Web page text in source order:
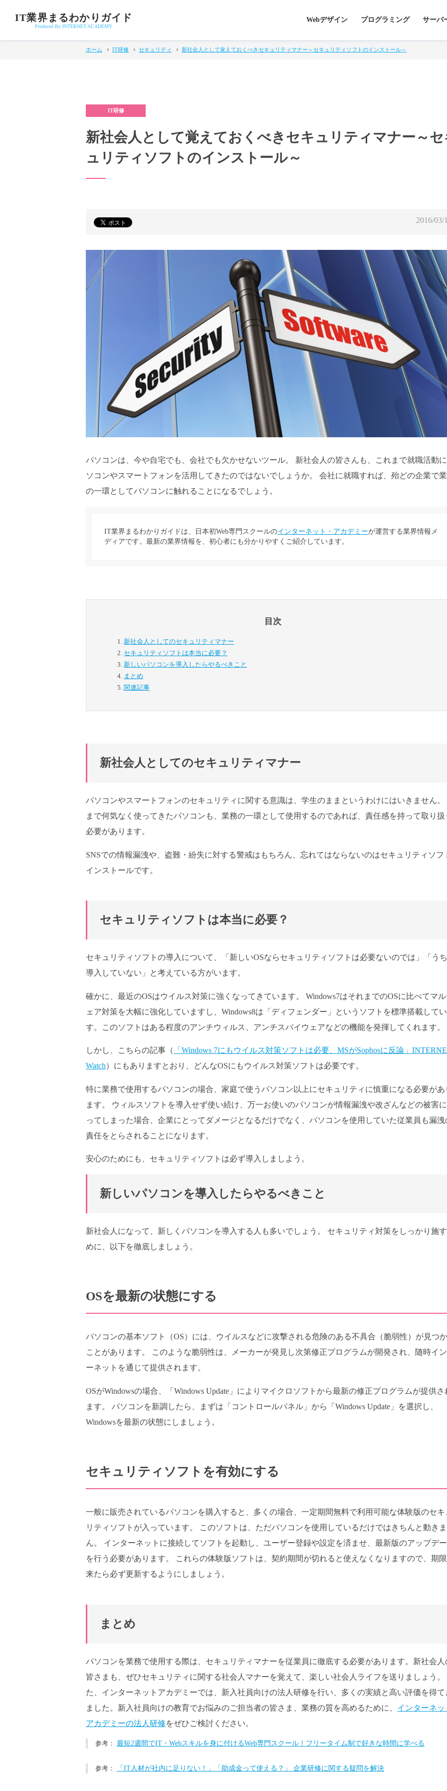
IT業界まるわかりガイド
Produced By INTERNET ACADEMY
Webデザイン プログラミング サーバ
ホーム IT研修 セキュリティ 新社会人として覚えておくべきセキュリティマナー～セキュリティソフトのインストール～
新社会人として覚えておくべきセキュリティマナー～セ
ュリティソフトのインストール～
2016/03/
パソコンは、今や自宅でも、会社でも欠かせないツール。 新社会人の皆さんも、これまで就職活動
ソコンやスマートフォンを活用してきたのではないでしょうか。 会社に就職すれば、殆どの企業で
の一環としてパソコンに触れることになるでしょう。
IT業界まるわかりガイドは、日本初Web専門スクールのインターネット・アカデミーが運営する業界情報メ
ディアです。最新の業界情報を、初心者にも分かりやすくご紹介しています。
目次
新社会人としてのセキュリティマナー
セキュリティソフトは本当に必要？
新しいパソコンを導入したらやるべきこと
まとめ
関連記事
新社会人としてのセキュリティマナー
パソコンやスマートフォンのセキュリティに関する意識は、学生のままというわけにはいきません。
まで何気なく使ってきたパソコンも、業務の一環として使用するのであれば、責任感を持って取り扱
必要があります。
SNSでの情報漏洩や、盗難・紛失に対する警戒はもちろん、忘れてはならないのはセキュリティソフ
インストールです。
セキュリティソフトは本当に必要？
セキュリティソフトの導入について、「新しいOSならセキュリティソフトは必要ないのでは」「う
導入していない」と考えている方がいます。
確かに、最近のOSはウイルス対策に強くなってきています。 Windows7はそれまでのOSに比べてマル
ェア対策を大幅に強化していますし、Windows8は「ディフェンダー」というソフトを標準搭載してい
す。このソフトはある程度のアンチウィルス、アンチスパイウェアなどの機能を発揮してくれます。
しかし、こちらの記事（
「Windows 7にもウイルス対策ソフトは必要、MSがSophosに反論」
Watch）にもありますとおり、どんなOSにもウイルス対策ソフトは必要です。
特に業務で使用するパソコンの場合、家庭で使うパソコン以上にセキュリティに慎重になる必要があ
ます。 ウィルスソフトを導入せず使い続け、万一お使いのパソコンが情報漏洩や改ざんなどの被害
ってしまった場合、企業にとってダメージとなるだけでなく、パソコンを使用していた従業員も漏洩
責任をとらされることになります。
安心のためにも、セキュリティソフトは必ず導入しましよう。
新しいパソコンを導入したらやるべきこと
新社会人になって、新しくパソコンを導入する人も多いでしょう。 セキュリティ対策をしっかり施
めに、以下を徹底しましょう。
OSを最新の状態にする
パソコンの基本ソフト（OS）には、ウイルスなどに攻撃される危険のある不具合（脆弱性）が見つ
ことがあります。 このような脆弱性は、メーカーが発見し次第修正プログラムが開発され、随時イン
ーネットを通じて提供されます。
OSがWindowsの場合、「Windows Update」によりマイクロソフトから最新の修正プログラムが提供さ
ます。 パソコンを新調したら、まずは「コントロールパネル」から「Windows Update」を選択し、
Windowsを最新の状態にしましょう。
セキュリティソフトを有効にする
一般に販売されているパソコンを購入すると、多くの場合、一定期間無料で利用可能な体験版のセキ
リティソフトが入っています。 このソフトは、ただパソコンを使用しているだけではきちんと動き
ん。 インターネットに接続してソフトを起動し、ユーザー登録や設定を済ませ、最新版のアップデー
を行う必要があります。 これらの体験版ソフトは、契約期間が切れると使えなくなりますので、期
来たら必ず更新するようにしましょう。
まとめ
パソコンを業務で使用する際は、セキュリティマナーを従業員に徹底する必要があります。新社会人
皆さまも、ぜひセキュリティに関する社会人マナーを覚えて、楽しい社会人ライフを送りましょう。
た、インターネットアカデミーでは、新入社員向けの法人研修を行い、多くの実績と高い評価を得て
ました。新入社員向けの教育でお悩みのご担当者の皆さま、業務の質を高めるために、 インターネッ
アカデミーの法人研修をぜひご検討ください。
最短2週間でIT・Webスキルを身に付けるWeb専門スクール！フリータイム制で好きな時間に学べる
「IT人材が社内に足りない！」「助成金って使える？」 企業研修に関する疑問を解決